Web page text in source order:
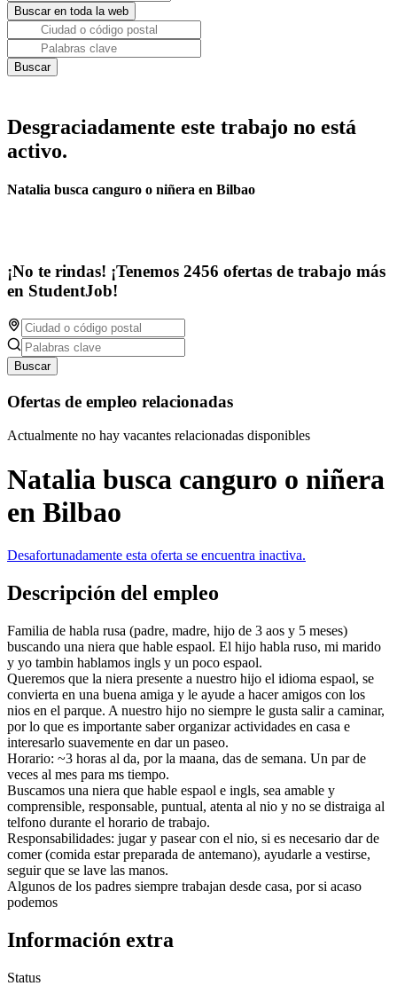
Desgraciadamente este trabajo no está
activo.
Natalia busca canguro o niñera en Bilbao
¡No te rindas! ¡Tenemos 2456 ofertas de trabajo más
en StudentJob!
Buscar
Ofertas de empleo relacionadas
Actualmente no hay vacantes relacionadas disponibles
Natalia busca canguro o niñera
en Bilbao
Desafortunadamente esta oferta se encuentra inactiva.
Descripción del empleo
Familia de habla rusa (padre, madre, hijo de 3 aos y 5 meses)
buscando una niera que hable espaol. El hijo habla ruso, mi marido
y yo tambin hablamos ingls y un poco espaol.
Queremos que la niera presente a nuestro hijo el idioma espaol, se
convierta en una buena amiga y le ayude a hacer amigos con los
nios en el parque. A nuestro hijo no siempre le gusta salir a caminar,
por lo que es importante saber organizar actividades en casa e
interesarlo suavemente en dar un paseo.
Horario: ~3 horas al da, por la maana, das de semana. Un par de
veces al mes para ms tiempo.
Buscamos una niera que hable espaol e ingls, sea amable y
comprensible, responsable, puntual, atenta al nio y no se distraiga al
telfono durante el horario de trabajo.
Responsabilidades: jugar y pasear con el nio, si es necesario dar de
comer (comida estar preparada de antemano), ayudarle a vestirse,
seguir que se lave las manos.
Algunos de los padres siempre trabajan desde casa, por si acaso
podemos
Información extra
Status